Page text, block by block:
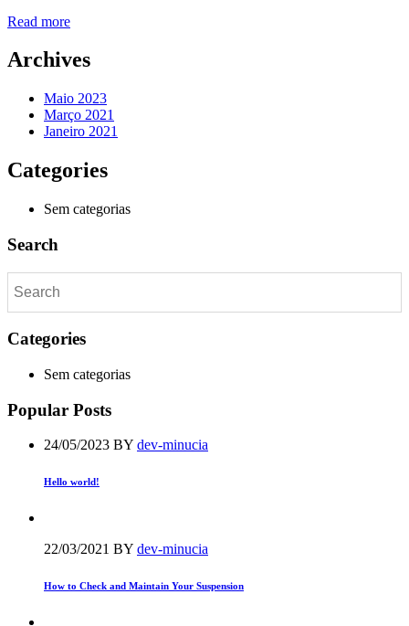
Read more
Archives
Maio 2023
Março 2021
Janeiro 2021
Categories
Sem categorias
Search
Categories
Sem categorias
Popular Posts
24/05/2023 BY dev-minucia
Hello world!
22/03/2021 BY dev-minucia
How to Check and Maintain Your Suspension